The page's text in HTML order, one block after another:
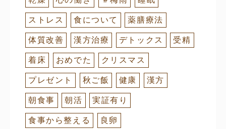
ストレス 食について 薬膳療法
体質改善 漢方治療 デトックス 受精
着床 おめでた クリスマス
プレゼント 秋ご飯 健康 漢方
朝食事 朝活 実証有り
食事から整える 良卵